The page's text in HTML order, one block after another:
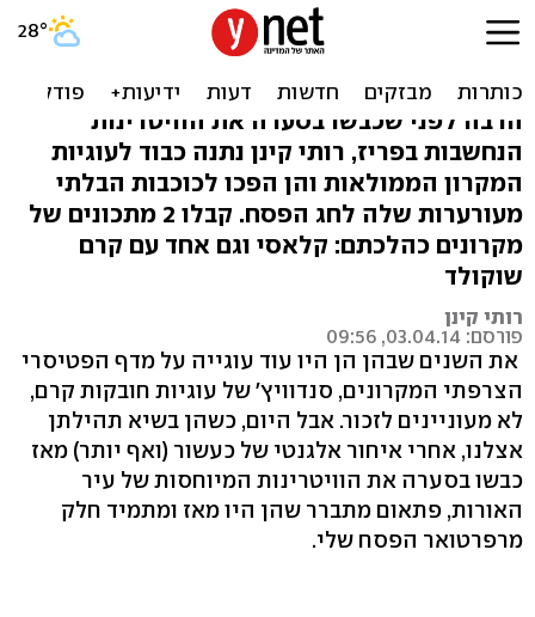
עוגייה עם שיק: מקרונים
הרבה לפני שכבשו בסערה את הוויטרינות
הנחשבות בפריז, רותי קינן נתנה כבוד לעוגיות
המקרון הממולאות והן הפכו לכוכבות הבלתי
מעורערות שלה לחג הפסח. קבלו 2 מתכונים של
מקרונים כהלכתם: קלאסי וגם אחד עם קרם
שוקולד
רותי קינן
פורסם: 03.04.14, 09:56
את השנים שבהן הן היו עוד עוגייה על מדף הפטיסרי
הצרפתי המקרונים, סנדוויץ' של עוגיות חובקות קרם,
לא מעוניינים לזכור. אבל היום, כשהן בשיא תהילתן
אצלנו, אחרי איחור אלגנטי של כעשור (ואף יותר) מאז
כבשו בסערה את הוויטרינות המיוחסות של עיר
האורות, פתאום מתברר שהן היו מאז ומתמיד חלק
מרפרטואר הפסח שלי.